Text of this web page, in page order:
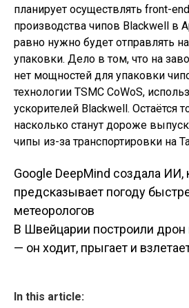
планирует осуществлять front-
производства чипов Blackwell в
равно нужно будет отправлять
упаковки. Дело в том, что на
нет мощностей для упаковки
технологии TSMC CoWoS,
ускорителей Blackwell. Остаётся
насколько станут дороже
чипы из-за транспортировки на
Навигация
записям
Google DeepMind создала ИИ,
предсказывает погоду
метеорологов
В Швейцарии построили дрон
— он ходит, прыгает и
In this article: